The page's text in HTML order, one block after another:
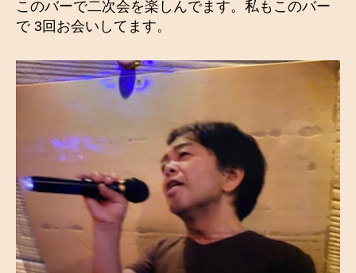
このバーで二次会を楽しんでます。私もこのバー
で 3回お会いしてます。